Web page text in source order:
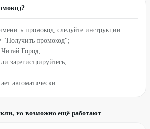
промокод, следуйте инструкции:
"Получить промокод";
Город;
зарегистрируйтесь;
автоматически.
но возможно ещё работают